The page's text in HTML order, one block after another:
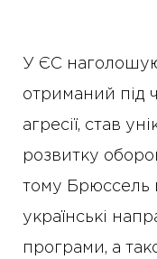
У ЄС
отриманий під
агресії, став
розвитку
тому Брюссель
українські
програми, а